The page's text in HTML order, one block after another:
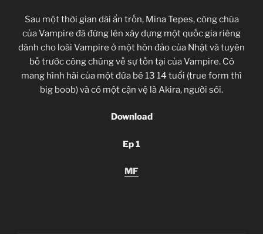
Sau một thời gian dài ẩn trốn, Mina Tepes, công chúa
của Vampire đã đứng lên xây dựng một quốc gia riêng
dành cho loài Vampire ở một hòn đảo của Nhật và tuyên
bố trước công chúng về sự tồn tại của Vampire. Cô
mang hình hài của một đứa bé 13 14 tuổi (true form thì
big boob) và có một cận vệ là Akira, người sói.
Download
Ep 1
MF